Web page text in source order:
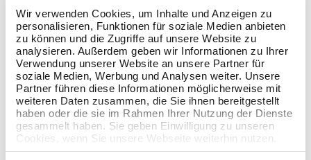
Wir verwenden Cookies, um Inhalte und Anzeigen zu
personalisieren, Funktionen für soziale Medien anbieten
zu können und die Zugriffe auf unsere Website zu
analysieren. Außerdem geben wir Informationen zu Ihrer
Verwendung unserer Website an unsere Partner für
soziale Medien, Werbung und Analysen weiter. Unsere
Partner führen diese Informationen möglicherweise mit
weiteren Daten zusammen, die Sie ihnen bereitgestellt
haben oder die sie im Rahmen Ihrer Nutzung der Dienste
gesammelt haben. Sie geben Einwilligung zu unseren
Cookies, wenn Sie unsere Webseite weiterhin nutzen.
Kleine Unternehmen
Unkomplizierte Einrichtung und intuitive Bedienung:
Auch ohne tiefgreifende IT-Kenntnisse können Sie
OneBackup schnell installieren und konfigurieren.